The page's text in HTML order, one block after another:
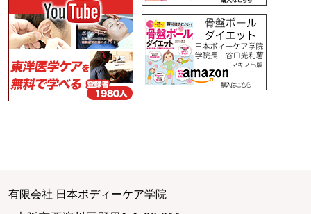
有限会社 日本ボディーケア学院